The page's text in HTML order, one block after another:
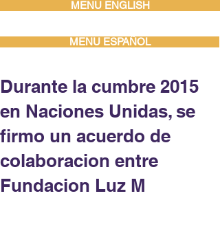
MENU ENGLISH
MENU ESPAÑOL
Durante la cumbre 2015
en Naciones Unidas, se
firmo un acuerdo de
colaboracion entre
Fundacion Luz M